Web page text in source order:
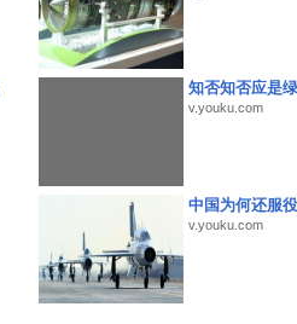
知否知否应是
v.youku.com
中国为何还服
v.youku.com